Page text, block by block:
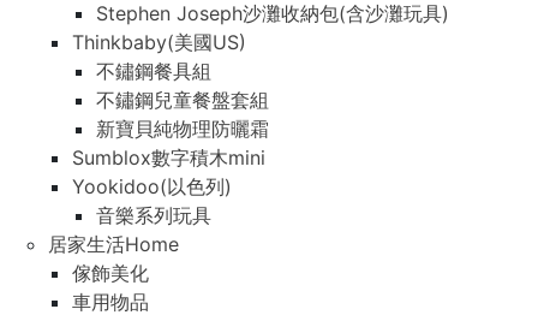
Stephen Joseph沙灘收納包(含沙灘玩具)
Thinkbaby(美國US)
不鏽鋼餐具組
不鏽鋼兒童餐盤套組
新寶貝純物理防曬霜
Sumblox數字積木mini
Yookidoo(以色列)
音樂系列玩具
居家生活Home
傢飾美化
車用物品